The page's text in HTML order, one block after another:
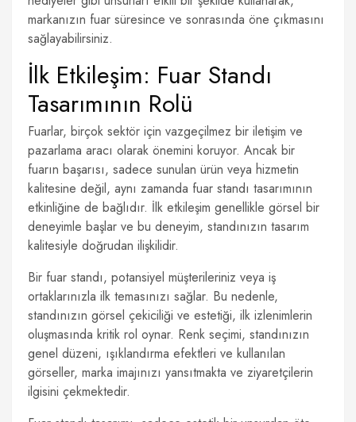
markanızın fuar süresince ve sonrasında öne çıkmasını
sağlayabilirsiniz.
İlk Etkileşim: Fuar Standı
Tasarımının Rolü
Fuarlar, birçok sektör için vazgeçilmez bir iletişim ve
pazarlama aracı olarak önemini koruyor. Ancak bir
fuarın başarısı, sadece sunulan ürün veya hizmetin
kalitesine değil, aynı zamanda fuar standı tasarımının
etkinliğine de bağlıdır. İlk etkileşim genellikle görsel bir
deneyimle başlar ve bu deneyim, standınızın tasarım
kalitesiyle doğrudan ilişkilidir.
Bir fuar standı, potansiyel müşterileriniz veya iş
ortaklarınızla ilk temasınızı sağlar. Bu nedenle,
standınızın görsel çekiciliği ve estetiği, ilk izlenimlerin
oluşmasında kritik rol oynar. Renk seçimi, standınızın
genel düzeni, ışıklandırma efektleri ve kullanılan
görseller, marka imajınızı yansıtmakta ve ziyaretçilerin
ilgisini çekmektedir.